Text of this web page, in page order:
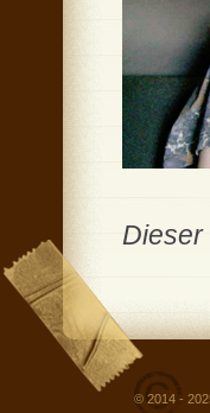
Dieser
© 2014 -